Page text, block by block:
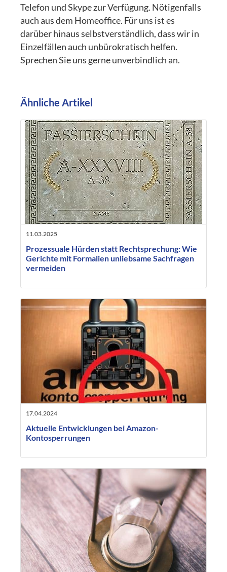
Telefon und Skype zur Verfügung. Nötigenfalls
auch aus dem Homeoffice. Für uns ist es
darüber hinaus selbstverständlich, dass wir in
Einzelfällen auch unbürokratisch helfen.
Sprechen Sie uns gerne unverbindlich an.
Ähnliche Artikel
11.03.2025
Prozessuale Hürden statt Rechtsprechung: Wie
Gerichte mit Formalien unliebsame Sachfragen
vermeiden
17.04.2024
Aktuelle Entwicklungen bei Amazon-
Kontosperrungen